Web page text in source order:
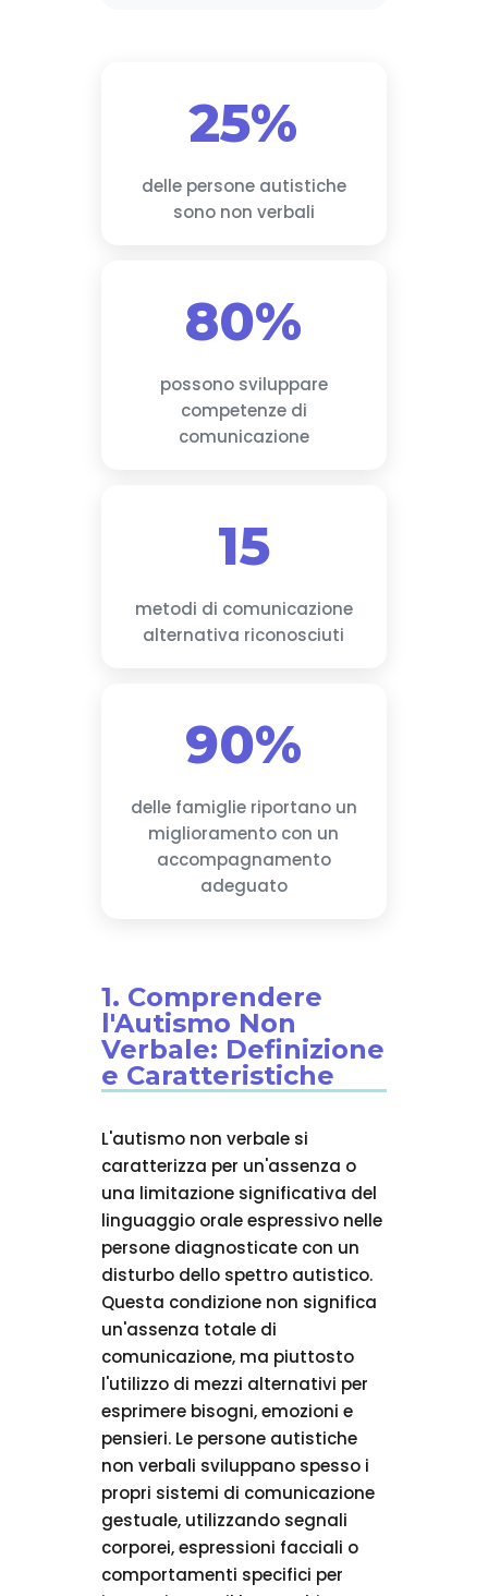
25%
delle persone autistiche
sono non verbali
80%
possono sviluppare
competenze di
comunicazione
15
metodi di comunicazione
alternativa riconosciuti
90%
delle famiglie riportano un
miglioramento con un
accompagnamento
adeguato
1. Comprendere
l'Autismo Non
Verbale: Definizione
e Caratteristiche
L'autismo non verbale si
caratterizza per un'assenza o
una limitazione significativa del
linguaggio orale espressivo nelle
persone diagnosticate con un
disturbo dello spettro autistico.
Questa condizione non significa
un'assenza totale di
comunicazione, ma piuttosto
l'utilizzo di mezzi alternativi per
esprimere bisogni, emozioni e
pensieri. Le persone autistiche
non verbali sviluppano spesso i
propri sistemi di comunicazione
gestuale, utilizzando segnali
corporei, espressioni facciali o
comportamenti specifici per